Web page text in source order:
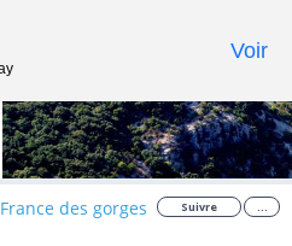
Toggle
des gorges
Suivre ...
Voir